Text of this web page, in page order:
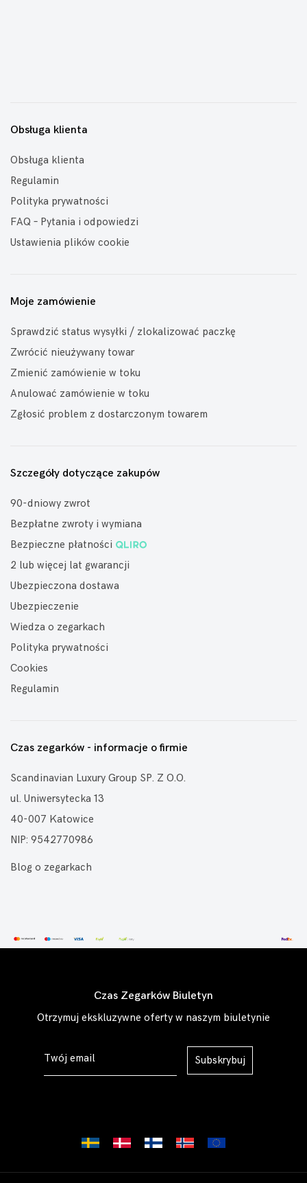
Obsługa klienta
Obsługa klienta
Regulamin
Polityka prywatności
FAQ – Pytania i odpowiedzi
Ustawienia plików cookie
Moje zamówienie
Sprawdzić status wysyłki / zlokalizować paczkę
Zwrócić nieużywany towar
Zmienić zamówienie w toku
Anulować zamówienie w toku
Zgłosić problem z dostarczonym towarem
Szczegóły dotyczące zakupów
90-dniowy zwrot
Bezpłatne zwroty i wymiana
Bezpieczne płatności
2 lub więcej lat gwarancji
Ubezpieczona dostawa
Ubezpieczenie
Wiedza o zegarkach
Polityka prywatności
Cookies
Regulamin
Czas zegarków - informacje o firmie
Scandinavian Luxury Group SP. Z O.O.
ul. Uniwersytecka 13
40-007 Katowice
NIP: 9542770986
Blog o zegarkach
Czas Zegarków Biuletyn
Otrzymuj ekskluzywne oferty w naszym biuletynie
Subskrybuj